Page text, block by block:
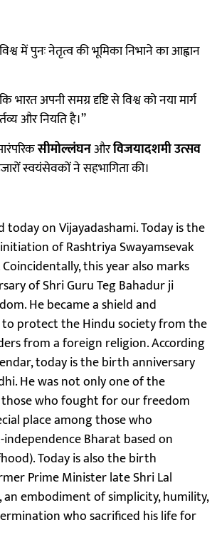
में पुनः नेतृत्व की भूमिका निभाने का आह्वान
अपनी समग्र दृष्टि से विश्व को नया मार्ग
और नियति है।”
सीमोल्लंघनऔरविजयादशमी उत्सव
स्वयंसेवकों ने सहभागिता की।
today on Vijayadashami. Today is the
of Rashtriya Swayamsevak
Coincidentally, this year also marks
of Shri Guru Teg Bahadur ji
He became a shield and
to protect the Hindu society from the
from a foreign religion. According
today is the birth anniversary
He was not only one of the
who fought for our freedom
place among those who
Bharat based on
Today is also the birth
Prime Minister late Shri Lal
an embodiment of simplicity, humility,
who sacrificed his life for